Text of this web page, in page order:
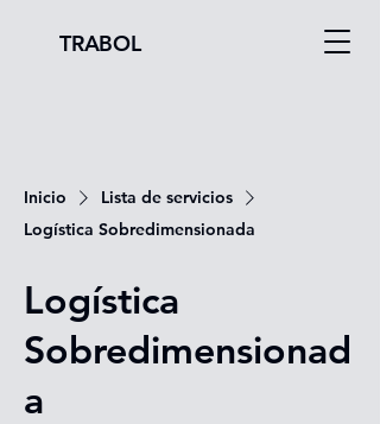
TRABOL
Inicio
Lista de servicios
Logística Sobredimensionada
Logística
Sobredimensionad
a